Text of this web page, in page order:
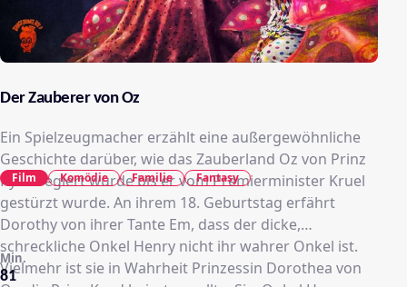
Der Zauberer von Oz
Ein Spielzeugmacher erzählt eine außergewöhnliche
Geschichte darüber, wie das Zauberland Oz von Prinz
Kynd regiert wurde bis er vom Premierminister Kruel
gestürzt wurde. An ihrem 18. Geburtstag erfährt
Dorothy von ihrer Tante Em, dass der dicke,
schreckliche Onkel Henry nicht ihr wahrer Onkel ist.
Vielmehr ist sie in Wahrheit Prinzessin Dorothea von
81
Min.
Film Komödie Familie Fantasy